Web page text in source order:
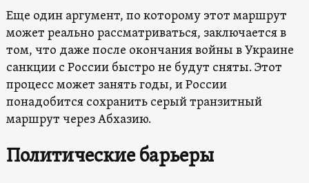
Еще один аргумент, по которому этот маршрут
может реально рассматриваться, заключается в
том, что даже после окончания войны в Украине
санкции с России быстро не будут сняты. Этот
процесс может занять годы, и России
понадобится сохранить серый транзитный
маршрут через Абхазию.
Политические барьеры